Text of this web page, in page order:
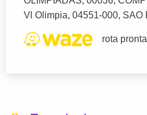
Vl Olimpia, 04551-000, SAO
rota pronta